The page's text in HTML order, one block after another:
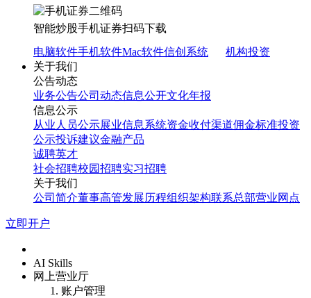
智能炒股手机证券扫码下载
电脑软件手机软件Mac软件信创系统
机构投资
关于我们
公告动态
业务公告公司动态信息公开文化年报
信息公示
从业人员公示展业信息系统资金收付渠道佣金标准投资
公示投诉建议金融产品
诚聘英才
社会招聘校园招聘实习招聘
关于我们
公司简介董事高管发展历程组织架构联系总部营业网点
立即开户
AI Skills
网上营业厅
账户管理